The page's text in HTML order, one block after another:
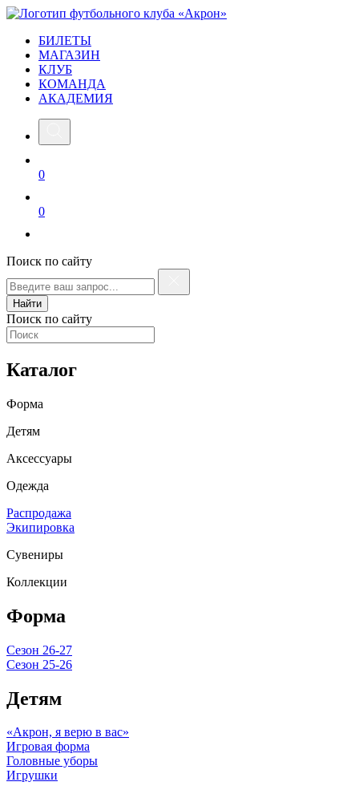
БИЛЕТЫ
МАГАЗИН
КЛУБ
КОМАНДА
АКАДЕМИЯ
0
0
Поиск по сайту
Найти
Поиск по сайту
Каталог
Форма
Детям
Аксессуары
Одежда
Распродажа
Экипировка
Сувениры
Коллекции
Форма
Сезон 26-27
Сезон 25-26
Детям
«Акрон, я верю в вас»
Игровая форма
Головные уборы
Игрушки